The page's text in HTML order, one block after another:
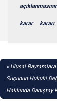
karar kararı
YAZI
Ulusal
Suçunun Hukuki
Hakkında Danıştay